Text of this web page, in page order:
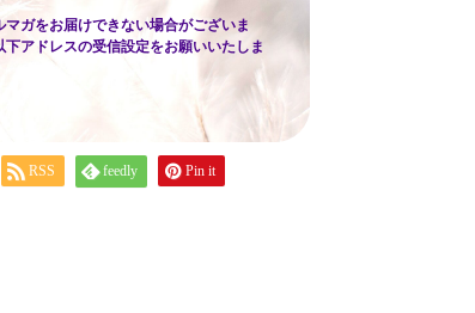
ガをお届けできない場合がございま
アドレスの受信設定をお願いいたしま
RSS feedly Pin it